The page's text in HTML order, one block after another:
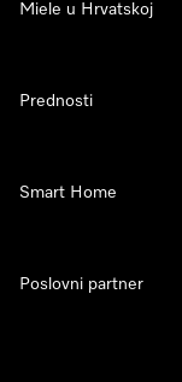
Miele u Hrvatskoj
Prednosti
Smart Home
Poslovni partner